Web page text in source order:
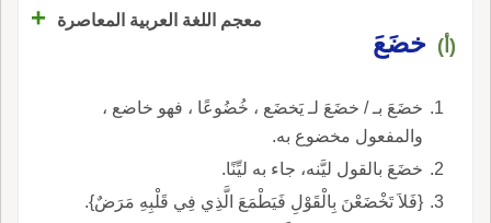
معجم اللغة العربية المعاصرة +
(أ) خضَعَ
خضَعَ بـ / خضَعَ لـ يَخضَع ، خُضُوعًا ، فهو خاضع ،
والمفعول مخضوع به.
خضَعَ بالقول ليَّنه، جاء به ليِّنًا.
{فَلاَ تَخْضَعْنَ بِالْقَوْلِ فَيَطْمَعَ الَّذِي فِي قَلْبِهِ مَرَضٌ}.